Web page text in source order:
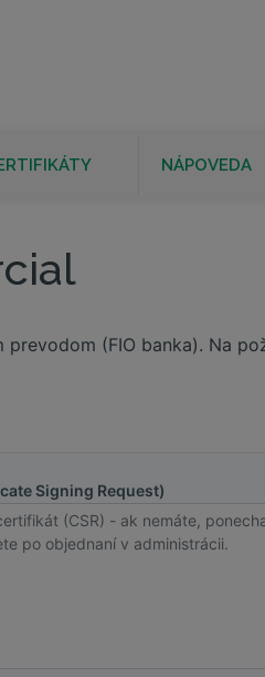
NÁPOVEDA
(FIO banka). Na
Signing Request)